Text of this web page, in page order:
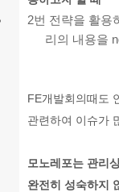
2번 전략을 활용
리의 내용을
FE개발회의때도
관련하여 이슈가
모노레포는 관리
완전히 성숙하지